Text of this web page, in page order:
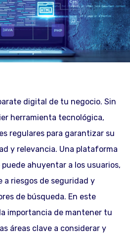
digital de tu negocio. Sin
herramienta tecnológica,
regulares para garantizar su
y relevancia. Una plataforma
ahuyentar a los usuarios,
a riesgos de seguridad y
de búsqueda. En este
importancia de mantener tu
áreas clave a considerar y